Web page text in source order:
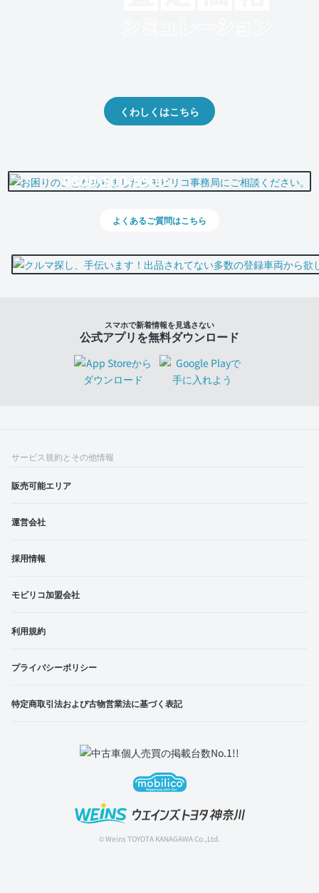
くわしくはこちら
0800-500-5500
よくあるご質問はこちら
スマホで新着情報を見逃さない
公式アプリを無料ダウンロード
サービス規約とその他情報
販売可能エリア
運営会社
採用情報
モビリコ加盟会社
利用規約
プライバシーポリシー
特定商取引法および古物営業法に基づく表記
© Weins TOYOTA KANAGAWA Co.,Ltd.